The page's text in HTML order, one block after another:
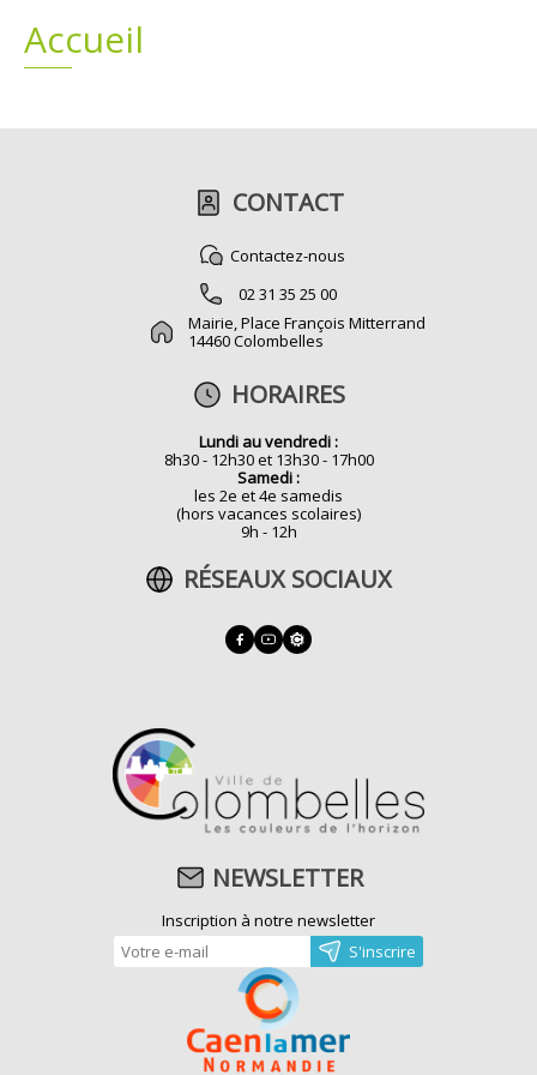
Accueil
CONTACT
Contactez-nous
02 31 35 25 00
Mairie, Place François Mitterrand
14460 Colombelles
HORAIRES
Lundi au vendredi :
8h30 - 12h30 et 13h30 - 17h00
Samedi :
les 2e et 4e samedis
(hors vacances scolaires)
9h - 12h
RÉSEAUX SOCIAUX
NEWSLETTER
Inscription à notre newsletter
Plans
Grands projets